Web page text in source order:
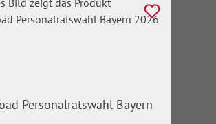
Personalratswahl Bayern